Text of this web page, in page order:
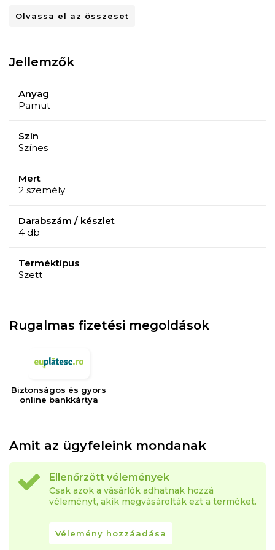
132 TC
Olvassa el az összeset
Jellemzők
Anyag
Pamut
Szín
Színes
Mert
2 személy
Darabszám / készlet
4 db
Terméktípus
Szett
Rugalmas fizetési megoldások
Biztonságos és gyors
online bankkártya
Amit az ügyfeleink mondanak
Ellenőrzött vélemények
Csak azok a vásárlók adhatnak hozzá
véleményt, akik megvásárolták ezt a terméket.
Vélemény hozzáadása